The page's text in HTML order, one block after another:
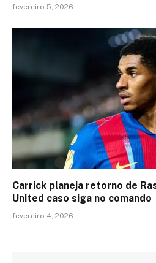
fevereiro 5, 2026
Carrick planeja retorno de
United caso siga no comando
fevereiro 4, 2026